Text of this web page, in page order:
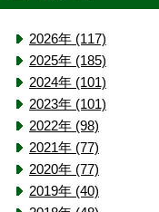
2026年 (117)
2025年 (185)
2024年 (101)
2023年 (101)
2022年 (98)
2021年 (77)
2020年 (77)
2019年 (40)